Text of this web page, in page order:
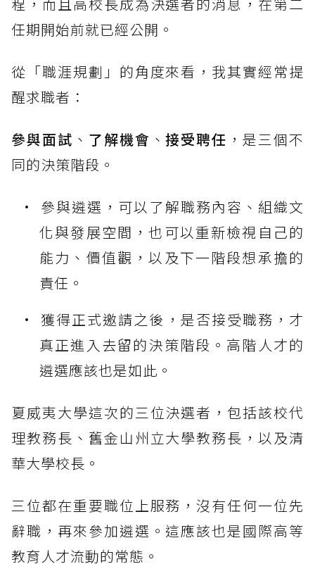
程，而且高校長成為決選者的消息，在第二
任期開始前就已經公開。
從「職涯規劃」的角度來看，我其實經常提
醒求職者：
參與面試 、 了解機會 、接受聘任 ，是三個不
同的決策階段。
參與遴選，可以了解職務內容、組織文
化與發展空間，也可以重新檢視自己的
能力、價值觀，以及下一階段想承擔的
責任。
獲得正式邀請之後，是否接受職務，才
真正進入去留的決策階段。高階人才的
遴選應該也是如此。
夏威夷大學這次的三位決選者，包括該校代
理教務長、舊金山州立大學教務長，以及清
華大學校長。
三位都在重要職位上服務，沒有任何一位先
辭職，再來參加遴選。這應該也是國際高等
教育人才流動的常態。